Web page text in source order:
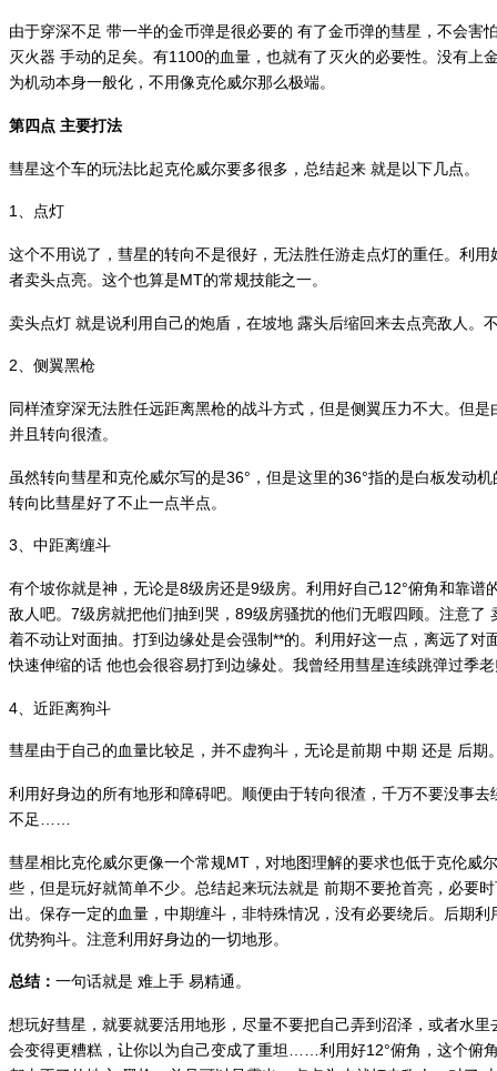
由于穿深不足 带一半的金币弹是很必要的 有了金币弹的彗星，不会害
灭火器 手动的足矣。有1100的血量，也就有了灭火的必要性。没有上
为机动本身一般化，不用像克伦威尔那么极端。
第四点 主要打法
彗星这个车的玩法比起克伦威尔要多很多，总结起来 就是以下几点。
1、点灯
这个不用说了，彗星的转向不是很好，无法胜任游走点灯的重任。利
者卖头点亮。这个也算是MT的常规技能之一。
卖头点灯 就是说利用自己的炮盾，在坡地 露头后缩回来去点亮敌人。
2、侧翼黑枪
同样渣穿深无法胜任远距离黑枪的战斗方式，但是侧翼压力不大。但
并且转向很渣。
虽然转向彗星和克伦威尔写的是36°，但是这里的36°指的是白板发动
转向比彗星好了不止一点半点。
3、中距离缠斗
有个坡你就是神，无论是8级房还是9级房。利用好自己12°俯角和靠谱
敌人吧。7级房就把他们抽到哭，89级房骚扰的他们无暇四顾。注意了
着不动让对面抽。打到边缘处是会强制**的。利用好这一点，离远了对
快速伸缩的话 他也会很容易打到边缘处。我曾经用彗星连续跳弹过季
4、近距离狗斗
彗星由于自己的血量比较足，并不虚狗斗，无论是前期 中期 还是 后期
利用好身边的所有地形和障碍吧。顺便由于转向很渣，千万不要没事
不足……
彗星相比克伦威尔更像一个常规MT，对地图理解的要求也低于克伦威
些，但是玩好就简单不少。总结起来玩法就是 前期不要抢首亮，必要
出。保存一定的血量，中期缠斗，非特殊情况，没有必要绕后。后期
优势狗斗。注意利用好身边的一切地形。
总结： 一句话就是 难上手 易精通。
想玩好彗星，就要就要活用地形，尽量不要把自己弄到沼泽，或者水
会变得更糟糕，让你以为自己变成了重坦……利用好12°俯角，这个俯